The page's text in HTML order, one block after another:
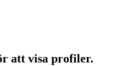
att visa profiler.